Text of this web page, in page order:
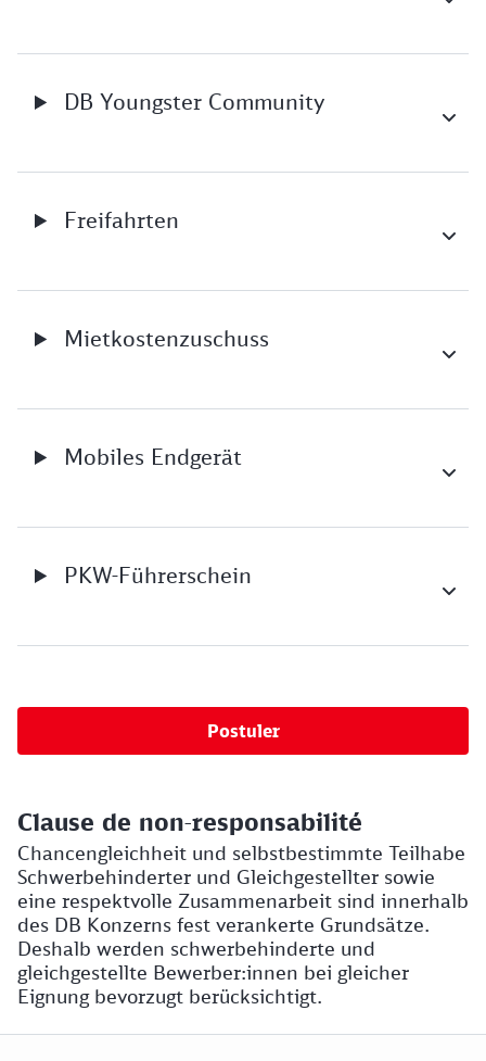
DB Youngster Community
Freifahrten
Mietkostenzuschuss
Mobiles Endgerät
PKW-Führerschein
Postuler
Clause de non-responsabilité
Chancengleichheit und selbstbestimmte Teilhabe
Schwerbehinderter und Gleichgestellter sowie
eine respektvolle Zusammenarbeit sind innerhalb
des DB Konzerns fest verankerte Grundsätze.
Deshalb werden schwerbehinderte und
gleichgestellte Bewerber:innen bei gleicher
Eignung bevorzugt berücksichtigt.